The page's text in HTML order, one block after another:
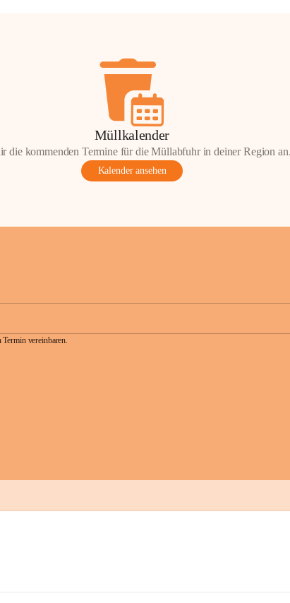
Müllkalender
die kommenden Termine für die Müllabfuhr in deiner Region
Kalender ansehen
vereinbaren.